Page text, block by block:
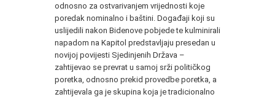
odnosno za ostvarivanjem vrijednosti koje
poredak nominalno i baštini. Događaji koji su
uslijedili nakon Bidenove pobjede te kulminirali
napadom na Kapitol predstavljaju presedan u
novijoj povijesti Sjedinjenih Država –
zahtijevao se prevrat u samoj srži političkog
poretka, odnosno prekid provedbe poretka, a
zahtijevala ga je skupina koja je tradicionalno